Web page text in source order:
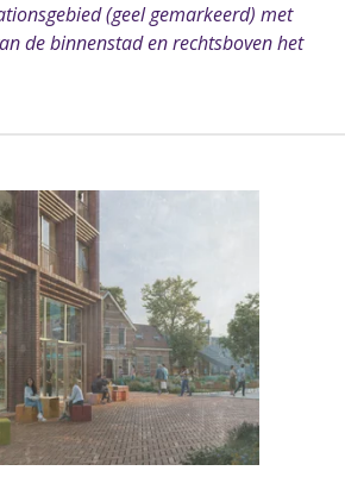
(geel gemarkeerd) met
de binnenstad en rechtsboven het